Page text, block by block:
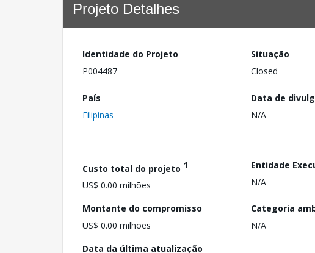
Projeto Detalhes
Identidade do Projeto
P004487
Situação
Closed
País
Filipinas
Data de
N/A
Custo total do projeto 1
US$ 0.00 milhões
Entidade
N/A
Montante do compromisso
US$ 0.00 milhões
Categoria
N/A
Data da última atualização